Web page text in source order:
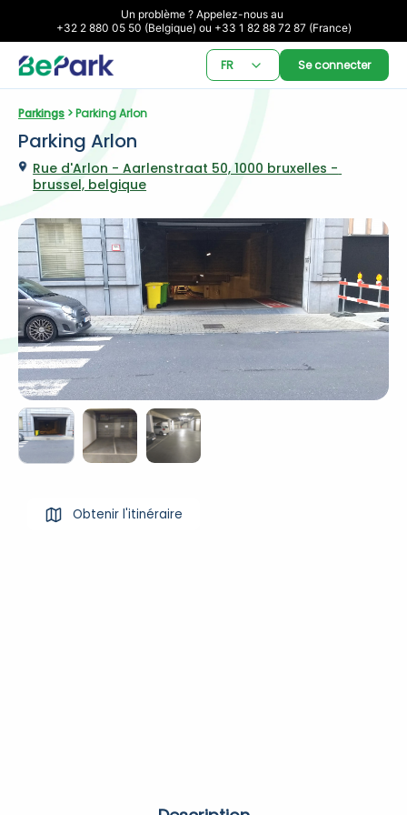
Un problème ? Appelez-nous au
+32 2 880 05 50 (Belgique) ou +33 1 82 88 72 87 (France)
FR Se connecter
Parkings > Parking Arlon
Parking Arlon
Rue d'Arlon - Aarlenstraat 50, 1000 bruxelles -
brussel, belgique
Obtenir l'itinéraire